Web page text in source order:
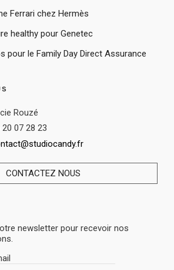
Ferrari chez Hermès
healthy pour Genetec
pour le Family Day Direct Assurance
Rouzé
20 07 28 23
CONTACTEZ NOUS
newsletter pour recevoir nos